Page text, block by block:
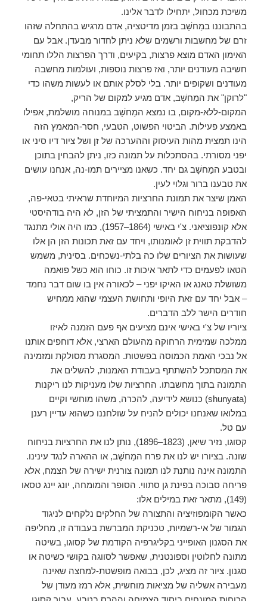
משיכת מכחול, יתחילו לדבר אלינו.
בהתבוננו במַחשָׁב בזמן מדיטציה, אדם מרגיש בהתחלה שזהו
זרם של מחשבות ורשמים שלא ניתן לחדור מבעדן. אבל עם
האימון האדם מוצא פרצות, בקיעים, ודרך הפרצות הללו תחומי
חשיבה מעודנים יותר, ואז פרצות נוספות, ועולמות מחשבה
מעודנים ושקופים יותר. בלי לסלק אותם או לעשות משהו כדי
"לרוקן" את המַחשָׁב, אדם מגיע למקום של הריק,
המקום-ללא-מקום, בו נמצא המַחשָׁב במנוחה מושלמת, אפילו
באמצע פעילות. הביטוי הפשוט, הטבעי, חסר-המאמץ הזה
הינו תמצית מהות העיסוק וההערכה של זן ושל ציור דיו סיני או
יפני מסורתי. בהסתכלות על תמונה כזו, ניתן להבחין בתוכן
ובטבע המַחשָׁב גם יחד. כשאנו מציירים תמו-נה, אנחנו עושים
את טבענו ברור וגלוי לעין.
האמן שיצר את תמונת החרציות המיוחדת שראיתי בטאי-פה,
האפופה בניחוח הישיר והתמציתי של הזן, לא היה בודהיסטי
אלא קונפוציאני. צ'י באישי (1864–1957), כמו היה אולי מתנגד
להדבקת תווית זן לאומנותו, ויחד עם זאת תכונות הזן הן אלו
שעושות את הציורים שלו כה בלתי-נשכחים. בסינית, משמש
הטאו לפעמים כדי לתאר איכות זו. כוחו הוא כשל פואמה
משושלת טאנג או האיקו יפני – לכאורה אין בו שום דבר נחמד
– אבל יחד עם זאת היופי ותחושת העצמי שהוא ממחיש
חודרים הישר ללב הדברים.
ציוריו של צ'י באישי אינם מציעים אף פעם הזמנה לאיזו
ממלכה שמימית הרחוקה מהעולם הארצי, אלא דוחפים אותנו
אל נבכי האמת הכמוסה בפשטות. המסגרת מסולקת ומזמינה
את המסתכל להשתתף בעבודת האמנות, להשלים את
התמונה בתוך מחשבתו. החרציות שלו מעניקות לנו ריקנות
(shunyata) כנושא לידיעה, להכרה, משהו מוחשי וקיים
במלואו שאנחנו יכולים להניח על שולחננו כשהוא עדיין רענן
עם טל.
קסוגו, נזיר שיאן, (1823–1896), נותן לנו את החרציות בניחוח
שונה. בציורו יש לנו את פרח המַחשָׁב, או ההארה לנגד עינינו.
התמונה אינה נותנת לנו תמונה צורנית ישירה של הצמח, אלא
פריחה סבוכה בפינת גן סתווי. הסופר והמומחה, יונג יינג טסאו
(149), מתאר זאת במילים אלו:
כאשר הקומפוזיציה והתצורה של החלקים נלקחים לניגוד
הגמור של אי-רשמיות, טכניקת המברשת בעבודה זו, מחליפה
את הסגנון האופייני בקליגרפיה הקודמת של קסוגו, בשיטה
מתונה לחלוטין וספונטנית, שאפשר לסווגה בקושי כשיטה או
סגנון. ציור זה מציג, לכן, בבואה מופשטת-למחצה שאינה
מעבירה אשליה של מציאות מוחשית, אלא רמז מעודן של